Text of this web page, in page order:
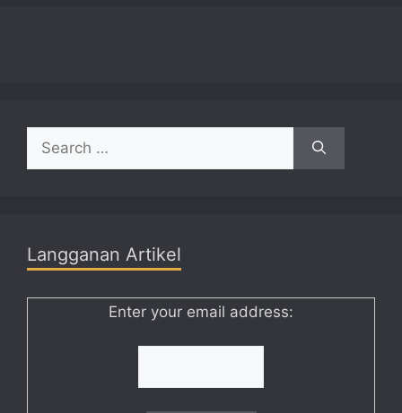
for:
Langganan Artikel
Enter your email address: